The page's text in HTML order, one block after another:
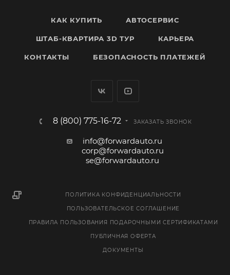
КАК КУПИТЬ АВТОСЕРВИС
ШТАБ-КВАРТИРА 3D ТУР КАРЬЕРА
КОНТАКТЫ БЕЗОПАСНОСТЬ ПЛАТЕЖЕЙ
8 (800) 775-16-72 ЗАКАЗАТЬ ЗВОНОК
info@forwardauto.ru
corp@forwardauto.ru
se@forwardauto.ru
ПОЛИТИКА КОНФИДЕНЦИАЛЬНОСТИ
ПОЛЬЗОВАТЕЛЬСКОЕ СОГЛАШЕНИЕ
ПРАВИЛА ПОЛЬЗОВАНИЯ ПОДАРОЧНЫМИ СЕРТИФИКАТАМИ
ПУБЛИЧНАЯ ОФЕРТА
ДОКУМЕНТЫ